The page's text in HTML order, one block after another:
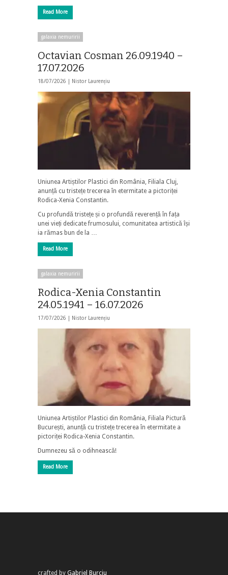
Read More
galaxia nemuririi
Octavian Cosman 26.09.1940 –
17.07.2026
18/07/2026 | Nistor Laurențiu
Uniunea Artiștilor Plastici din România, Filiala Cluj,
anunță cu tristețe trecerea în etermitate a pictoriței
Rodica-Xenia Constantin.
Cu profundă tristețe și o profundă reverență în fața
unei vieți dedicate frumosului, comunitatea artistică își
ia rămas bun de la …
Read More
galaxia nemuririi
Rodica-Xenia Constantin
24.05.1941 – 16.07.2026
17/07/2026 | Nistor Laurențiu
Uniunea Artiștilor Plastici din România, Filiala Pictură
București, anunță cu tristețe trecerea în etermitate a
pictoriței Rodica-Xenia Constantin.
Dumnezeu să o odihnească!
Read More
crafted by Gabriel Burciu